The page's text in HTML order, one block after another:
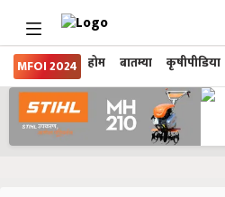
MFOI 2024 होम बातम्या कृषीपीडिया